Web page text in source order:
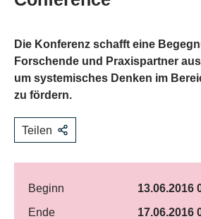
Die Konferenz schafft eine
Forschende und Praxispartner
um systemisches Denken im
zu fördern.
Teilen
Beginn
13.06.2016
Ende
17.06.2016